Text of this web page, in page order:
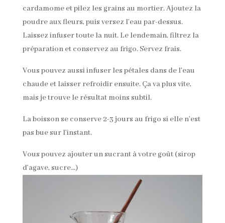
cardamome et pilez les grains au mortier. Ajoutez la
poudre aux fleurs, puis versez l’eau par-dessus.
Laissez infuser toute la nuit. Le lendemain, filtrez la
préparation et conservez au frigo. Servez frais.
Vous pouvez aussi infuser les pétales dans de l’eau
chaude et laisser refroidir ensuite. Ça va plus vite,
mais je trouve le résultat moins subtil.
La boisson se conserve 2-3 jours au frigo si elle n’est
pas bue sur l’instant.
Vous pouvez ajouter un sucrant à votre goût (sirop
d’agave, sucre…)